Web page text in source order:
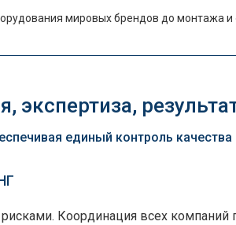
мировых брендов до монтажа и
экспертиза,
единый контроль качества
Координация всех компаний